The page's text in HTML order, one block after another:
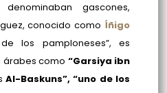
gascones,
conocido como Íñigo
los pamploneses”, es
árabes como “Garsiya ibn
Al-Baskuns”, “uno de los